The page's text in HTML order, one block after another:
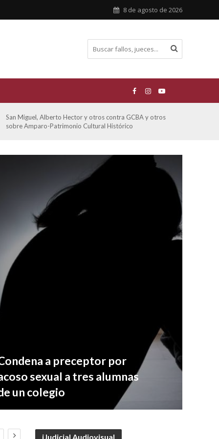
8 de agosto de 2026
De Morais, Oscar Antonio y otros y otros contra GCBA
sobre amparo-habitacionales
a preceptor por
sexual a tres alumnas
un colegio
iJudicial Audiovisual